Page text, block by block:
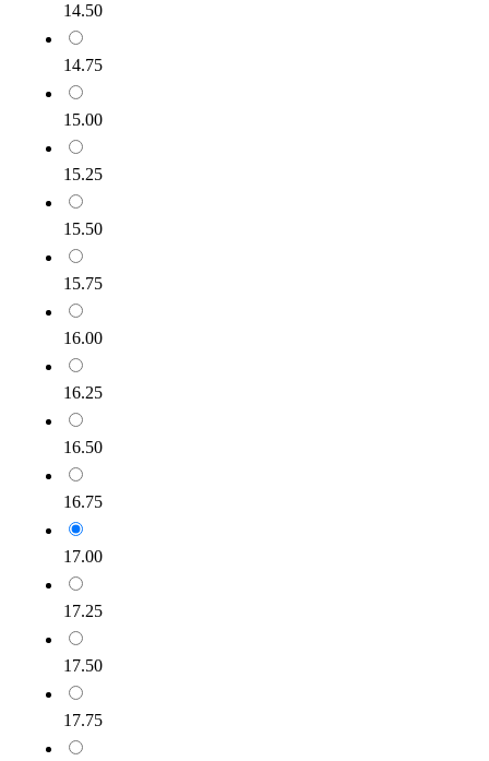
14.50
14.75
15.00
15.25
15.50
15.75
16.00
16.25
16.50
16.75
17.00
17.25
17.50
17.75